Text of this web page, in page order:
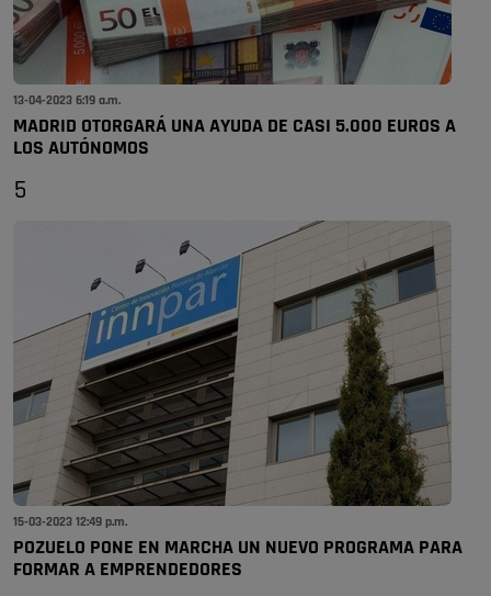
13-04-2023 6:19 a.m.
MADRID OTORGARÁ UNA AYUDA DE CASI 5.000 EUROS A
LOS AUTÓNOMOS
5
15-03-2023 12:49 p.m.
POZUELO PONE EN MARCHA UN NUEVO PROGRAMA PARA
FORMAR A EMPRENDEDORES